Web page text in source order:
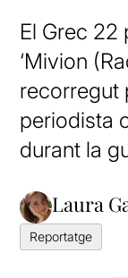
El Grec 22
‘Mivion
recorregut
periodista
durant la
Laura
Reportatge